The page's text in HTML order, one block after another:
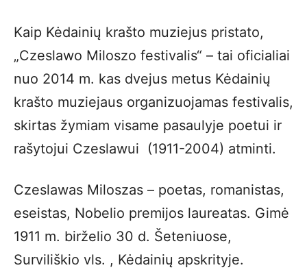
Kaip Kėdainių krašto muziejus pristato,
„Czeslawo Miloszo festivalis“ – tai oficialiai
nuo 2014 m. kas dvejus metus Kėdainių
krašto muziejaus organizuojamas festivalis,
skirtas žymiam visame pasaulyje poetui ir
rašytojui Czeslawui (1911-2004) atminti.
Czeslawas Miloszas – poetas, romanistas,
eseistas, Nobelio premijos laureatas. Gimė
1911 m. birželio 30 d. Šeteniuose,
Surviliškio vls. , Kėdainių apskrityje.